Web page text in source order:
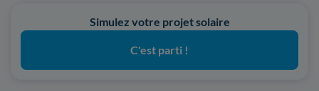
Simulez votre projet solaire
C'est parti !